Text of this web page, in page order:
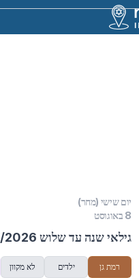
יום שישי (מחר)
8 באוגוסט
גילאי שנה עד שלוש 08/08/2026
רמת גן ילדים לא מקוון